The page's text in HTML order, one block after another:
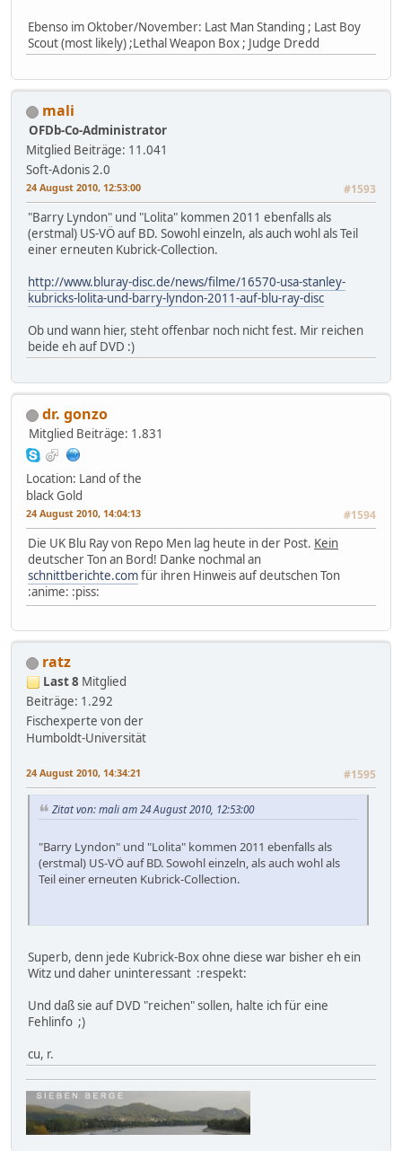
Ebenso im Oktober/November: Last Man Standing ; Last Boy
Scout (most likely) ;Lethal Weapon Box ; Judge Dredd
mali
OFDb-Co-Administrator
Mitglied Beiträge: 11.041
Soft-Adonis 2.0
24 August 2010, 12:53:00 #1593
"Barry Lyndon" und "Lolita" kommen 2011 ebenfalls als
(erstmal) US-VÖ auf BD. Sowohl einzeln, als auch wohl als Teil
einer erneuten Kubrick-Collection.
http://www.bluray-disc.de/news/filme/16570-usa-stanley-
kubricks-lolita-und-barry-lyndon-2011-auf-blu-ray-disc
Ob und wann hier, steht offenbar noch nicht fest. Mir reichen
beide eh auf DVD :)
dr. gonzo
Mitglied Beiträge: 1.831
Location: Land of the
black Gold
24 August 2010, 14:04:13 #1594
Die UK Blu Ray von Repo Men lag heute in der Post. Kein
deutscher Ton an Bord! Danke nochmal an
schnittberichte.comfür ihren Hinweis auf deutschen Ton
:anime: :piss:
ratz
Last 8 Mitglied
Beiträge: 1.292
Fischexperte von der
Humboldt-Universität
24 August 2010, 14:34:21 #1595
Zitat von: mali am 24 August 2010, 12:53:00
"Barry Lyndon" und "Lolita" kommen 2011 ebenfalls als
(erstmal) US-VÖ auf BD. Sowohl einzeln, als auch wohl als
Teil einer erneuten Kubrick-Collection.
Superb, denn jede Kubrick-Box ohne diese war bisher eh ein
Witz und daher uninteressant :respekt:
Und daß sie auf DVD "reichen" sollen, halte ich für eine
Fehlinfo ;)
cu, r.